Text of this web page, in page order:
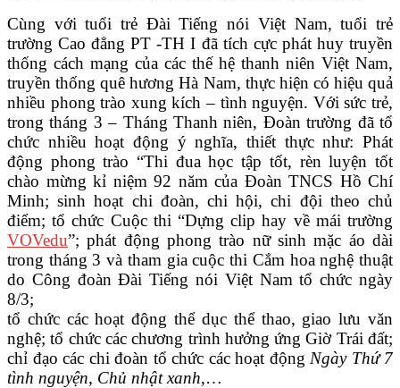
Cùng với tuổi trẻ Đài Tiếng nói Việt Nam, tuổi trẻ
trường Cao đẳng PT -TH I đã tích cực phát huy truyền
thống cách mạng của các thế hệ thanh niên Việt Nam,
truyền thống quê hương Hà Nam, thực hiện có hiệu quả
nhiều phong trào xung kích – tình nguyện. Với sức trẻ,
trong tháng 3 – Tháng Thanh niên, Đoàn trường đã tổ
chức nhiều hoạt động ý nghĩa, thiết thực như: Phát
động phong trào “Thi đua học tập tốt, rèn luyện tốt
chào mừng kỉ niệm 92 năm của Đoàn TNCS Hồ Chí
Minh;sinh hoạt chi đoàn, chi hội, chi đội theo chủ
điểm; tổ chức Cuộc thi “Dựng clip hay về mái trường
VOVedu”; phát động phong trào nữ sinh mặc áo dài
trong tháng 3 và tham gia cuộc thi Cắm hoa nghệ thuật
do Công đoàn Đài Tiếng nói Việt Nam tổ chức ngày
8/3;
tổ chức các hoạt động thể dục thể thao, giao lưu văn
nghệ; tổ chức các chương trình hưởng ứng Giờ Trái đất;
chỉ đạo các chi đoàn tổ chức các hoạt động Ngày Thứ 7
tình nguyện, Chủ nhật xanh,…